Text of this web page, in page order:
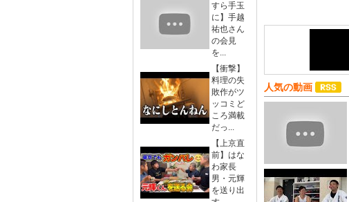
すら手玉
に】手越
祐也さん
の会見
を...
【衝撃】
料理の失
敗作がツ
ッコミど
ころ満載
だっ...
【上京直
前】はな
わ家長
男・元輝
を送り出
人気の動画